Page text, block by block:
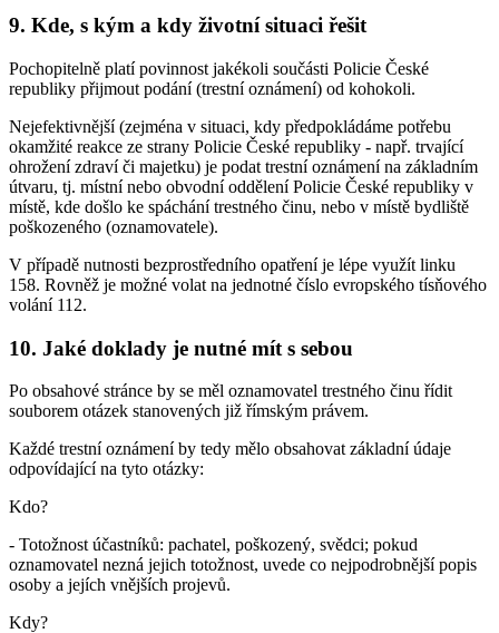
9. Kde, s kým a kdy životní situaci řešit
Pochopitelně platí povinnost jakékoli součásti Policie České
republiky přijmout podání (trestní oznámení) od kohokoli.
Nejefektivnější (zejména v situaci, kdy předpokládáme potřebu
okamžité reakce ze strany Policie České republiky - např. trvající
ohrožení zdraví či majetku) je podat trestní oznámení na základním
útvaru, tj. místní nebo obvodní oddělení Policie České republiky v
místě, kde došlo ke spáchání trestného činu, nebo v místě bydliště
poškozeného (oznamovatele).
V případě nutnosti bezprostředního opatření je lépe využít linku
158. Rovněž je možné volat na jednotné číslo evropského tísňového
volání 112.
10. Jaké doklady je nutné mít s sebou
Po obsahové stránce by se měl oznamovatel trestného činu řídit
souborem otázek stanovených již římským právem.
Každé trestní oznámení by tedy mělo obsahovat základní údaje
odpovídající na tyto otázky:
Kdo?
- Totožnost účastníků: pachatel, poškozený, svědci; pokud
oznamovatel nezná jejich totožnost, uvede co nejpodrobnější popis
osoby a jejích vnějších projevů.
Kdy?